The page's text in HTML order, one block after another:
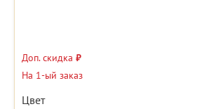
Доп. скидка ₽
На 1-ый заказ
Цвет